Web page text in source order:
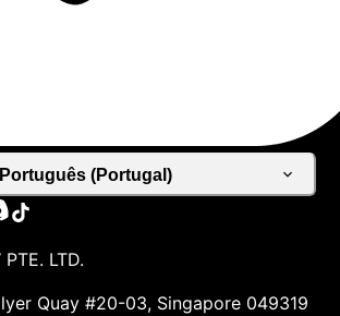
Português (Portugal)
LTD.
Quay #20-03, Singapore 049319